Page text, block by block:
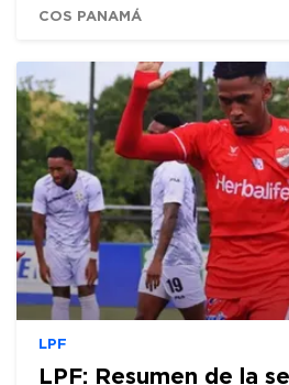
COS PANAMÁ
LPF
LPF: Resumen de la